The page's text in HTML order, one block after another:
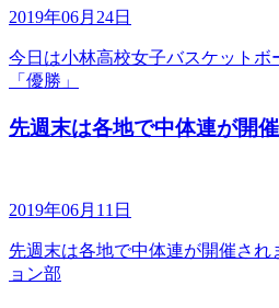
2019年06月24日
今日は小林高校女子バスケットボ
「優勝」
先週末は各地で中体連が開催
2019年06月11日
先週末は各地で中体連が開催され
ョン部